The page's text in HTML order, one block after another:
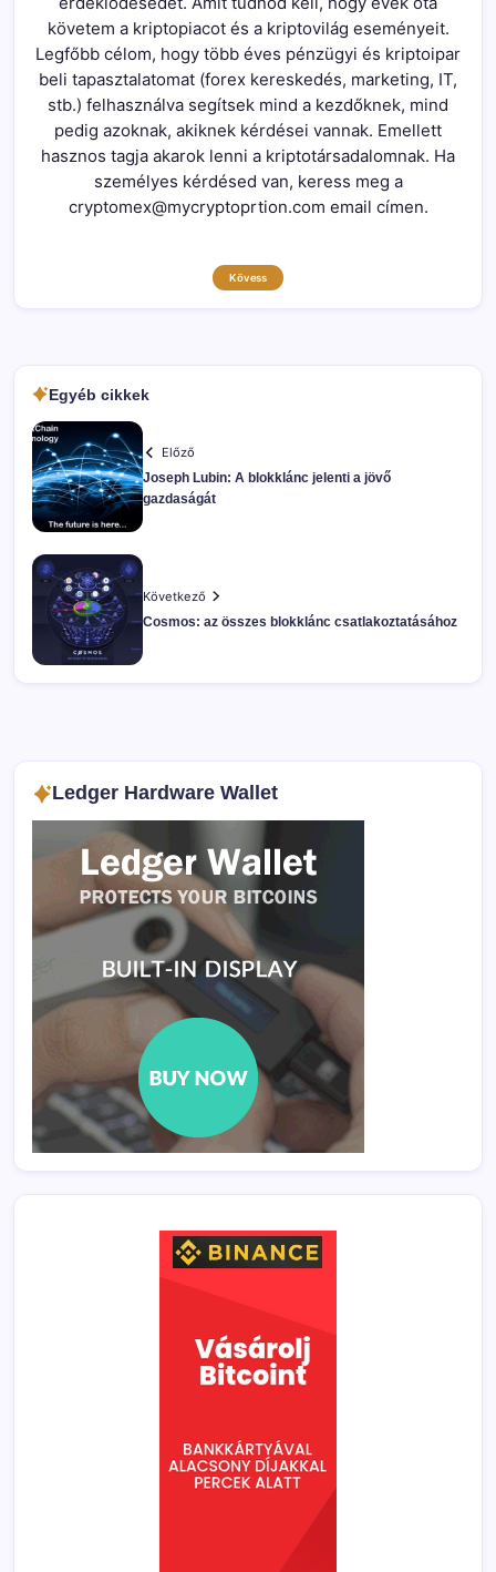
követem a kriptopiacot és a kriptovilág eseményeit.
Legfőbb célom, hogy több éves pénzügyi és kriptoipar
beli tapasztalatomat (forex kereskedés, marketing, IT,
stb.) felhasználva segítsek mind a kezdőknek, mind
pedig azoknak, akiknek kérdései vannak. Emellett
hasznos tagja akarok lenni a kriptotársadalomnak. Ha
személyes kérdésed van, keress meg a
cryptomex@mycryptoprtion.com email címen.
Kövess
Egyéb cikkek
Előző
Joseph Lubin: A blokklánc jelenti a jövő
gazdaságát
Következő
Cosmos: az összes blokklánc csatlakoztatásához
Ledger Hardware Wallet